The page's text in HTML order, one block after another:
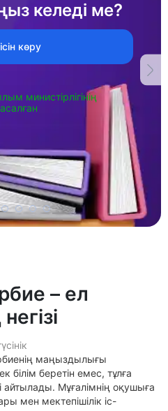
келеді ме?
көру
министірлігінің
– ел
маңыздылығы
беретін емес, тұлға
айтылады. Мұғалімнің оқушыға
мен мектепішілік іс-